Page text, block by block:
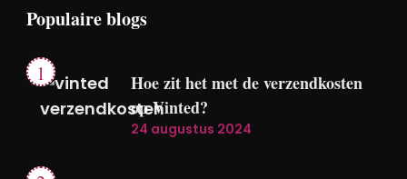
Populaire blogs
Hoe zit het met de verzendkosten
op Vinted?
24 augustus 2024